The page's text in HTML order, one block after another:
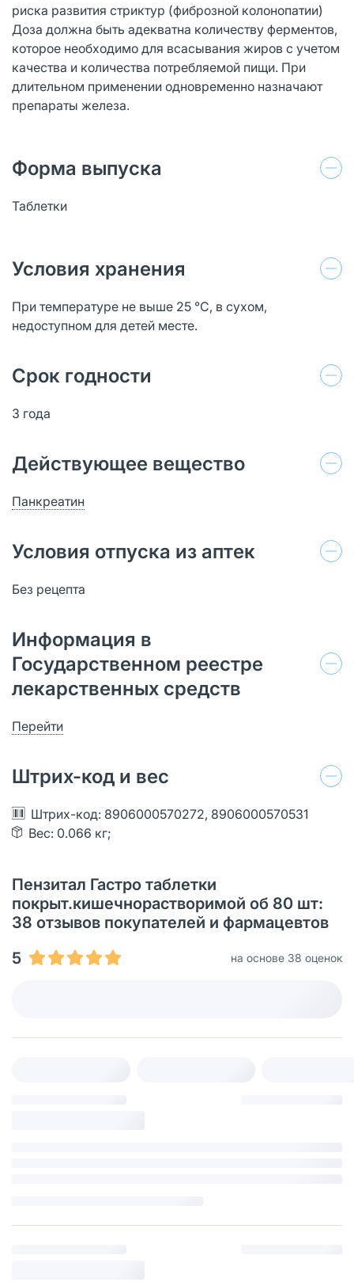
риска развития стриктур (фиброзной колонопатии)
Доза должна быть адекватна количеству ферментов,
которое необходимо для всасывания жиров с учетом
качества и количества потребляемой пищи. При
длительном применении одновременно назначают
препараты железа.
Форма выпуска
Таблетки
Условия хранения
При температуре не выше 25 °С, в сухом,
недоступном для детей месте.
Срок годности
3 года
Действующее вещество
Панкреатин
Условия отпуска из аптек
Без рецепта
Информация в
Государственном реестре
лекарственных средств
Перейти
Штрих-код и вес
Штрих-код: 8906000570272, 8906000570531
Вес: 0.066 кг;
Пензитал Гастро таблетки
покрыт.кишечнорастворимой об 80 шт:
38 отзывов покупателей и фармацевтов
5
на основе 38 оценок